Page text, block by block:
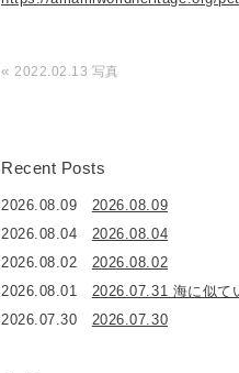
« 2022.02.13 写真
Recent Posts
2026.08.09
2026.08.09
2026.08.04
2026.08.04
2026.08.02
2026.08.02
2026.08.01
2026.07.31 海に似て
2026.07.30
2026.07.30